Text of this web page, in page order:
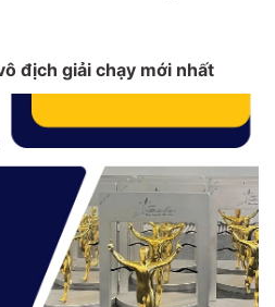
địch giải chạy mới nhất